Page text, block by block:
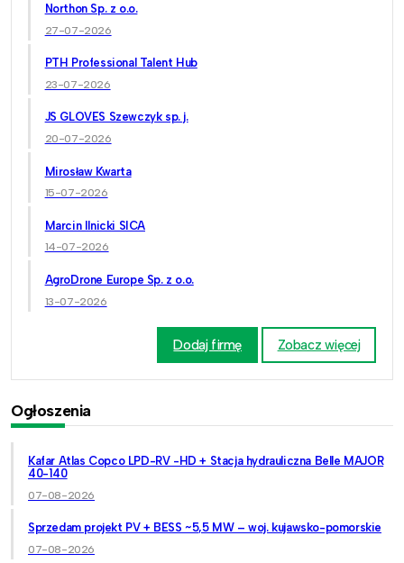
Northon Sp. z o.o.
27-07-2026
PTH Professional Talent Hub
23-07-2026
JS GLOVES Szewczyk sp. j.
20-07-2026
Mirosław Kwarta
15-07-2026
Marcin Ilnicki SICA
14-07-2026
AgroDrone Europe Sp. z o.o.
13-07-2026
Dodaj firmę Zobacz więcej
Ogłoszenia
Kafar Atlas Copco LPD-RV -HD + Stacja hydrauliczna Belle MAJOR
40-140
07-08-2026
Sprzedam projekt PV + BESS ~5,5 MW – woj. kujawsko-pomorskie
07-08-2026